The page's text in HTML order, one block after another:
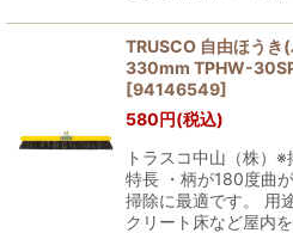
TRUSCO 自由ほう
330mm TPHW-
[94146549]
580円(税込)
トラスコ中山（株）※
特長 ・柄が180度曲
掃除に最適です。 用
クリート床など屋内